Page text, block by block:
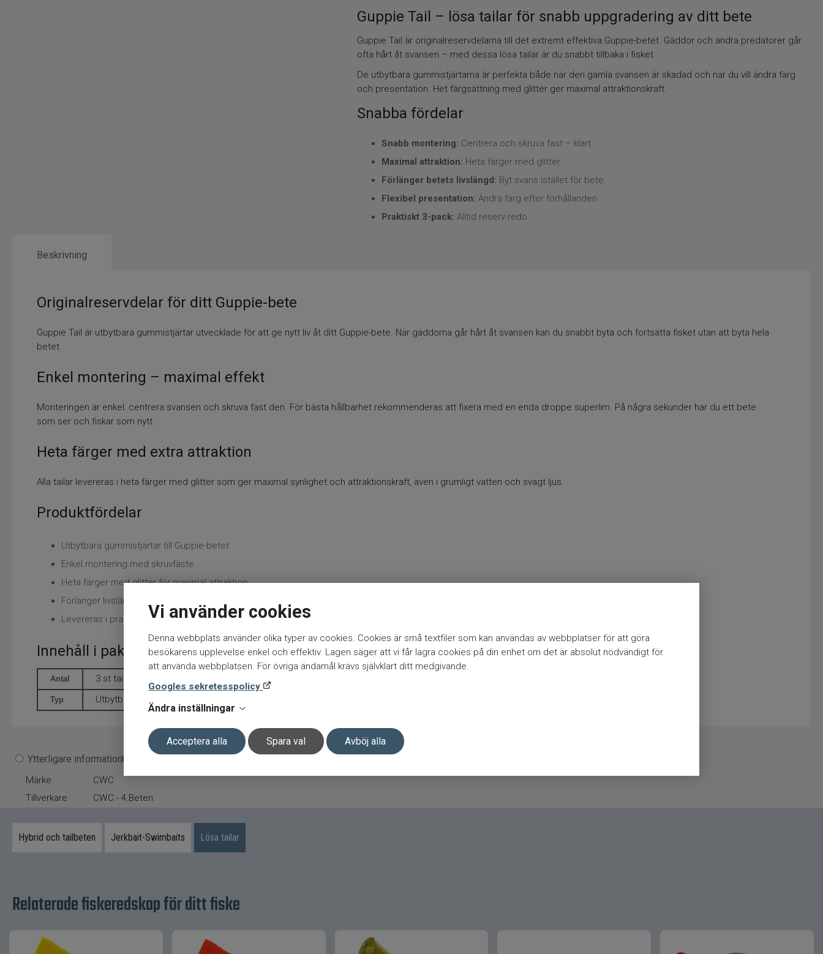
Vi använder cookies
Denna webbplats använder olika typer av cookies. Cookies är små textfiler som kan användas av webbplatser för att göra
besökarens upplevelse enkel och effektiv. Lagen säger att vi får lagra cookies på din enhet om det är absolut nödvändigt för
att använda webbplatsen. För övriga ändamål krävs självklart ditt medgivande.
Googles sekretesspolicy
Ändra inställningar
Acceptera alla Spara val Avböj alla
Guppie Tail – lösa tailar för snabb uppgradering av ditt bete
Guppie Tail är originalreservdelarna till det extremt effektiva Guppie-betet. Gäddor och andra predatorer går
ofta hårt åt svansen – med dessa lösa tailar är du snabbt tillbaka i fisket.
De utbytbara gummistjärtarna är perfekta både när den gamla svansen är skadad och när du vill ändra färg
och presentation. Het färgsättning med glitter ger maximal attraktionskraft.
Snabba fördelar
Snabb montering: Centrera och skruva fast – klart.
Maximal attraktion: Heta färger med glitter.
Förlänger betets livslängd: Byt svans istället för bete.
Flexibel presentation: Ändra färg efter förhållanden.
Praktiskt 3-pack: Alltid reserv redo.
Beskrivning
Originalreservdelar för ditt Guppie-bete
Guppie Tail är utbytbara gummistjärtar utvecklade för att ge nytt liv åt ditt Guppie-bete. När gäddorna går hårt åt svansen kan du snabbt byta och fortsätta fisket utan att byta hela
betet.
Enkel montering – maximal effekt
Monteringen är enkel: centrera svansen och skruva fast den. För bästa hållbarhet rekommenderas att fixera med en enda droppe superlim. På några sekunder har du ett bete
som ser och fiskar som nytt.
Heta färger med extra attraktion
Alla tailar levereras i heta färger med glitter som ger maximal synlighet och attraktionskraft, även i grumligt vatten och svagt ljus.
Produktfördelar
Utbytbara gummistjärtar till Guppie-betet
Enkel montering med skruvfäste
Heta färger med glitter för maximal attraktion
Förlänger livslängden på ditt bete
Levereras i praktiskt 3-pack
Innehåll i paketet
Antal 3 st tailar
Typ Utbytbara gummistjärtar
Ytterligare information
Märke
CWC
Tillverkare
CWC - 4.Beten
Hybrid och tailbeten Jerkbait-Swimbaits Lösa tailar
Relaterade fiskeredskap för ditt fiske